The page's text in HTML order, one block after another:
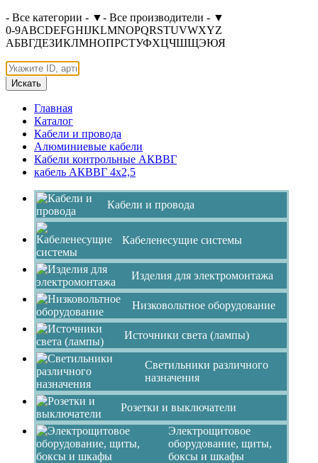
- Все категории - ▼- Все производители - ▼
0-9ABCDEFGHIJKLMNOPQRSTUVWXYZ
АБВГДЕЗИКЛМНОПРСТУФХЦЧШЩЭЮЯ
Искать
Главная
Каталог
Кабели и провода
Алюминиевые кабели
Кабели контрольные АКВВГ
кабель АКВВГ 4х2,5
Кабели и провода
Кабеленесущие системы
Изделия для электромонтажа
Низковольтное оборудование
Источники света (лампы)
Светильники различного
назначения
Розетки и выключатели
Электрощитовое
оборудование, щиты,
боксы и шкафы